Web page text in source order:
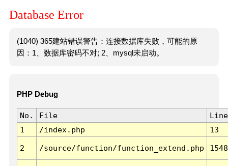
Database Error
(1040) 365建站错误警告：连接数据库失败，可能的原
因：1、数据库密码不对; 2、mysql未启动。
PHP Debug
No. File
Line
1
/index.php 13
2 /source/function/function_extend.php 1548